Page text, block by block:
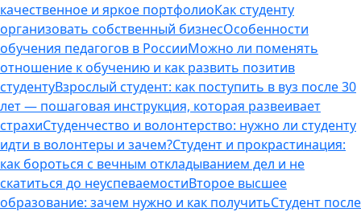
качественное и яркое портфолиоКак студенту
организовать собственный бизнесОсобенности
обучения педагогов в РоссииМожно ли поменять
отношение к обучению и как развить позитив
студентуВзрослый студент: как поступить в вуз после 30
лет — пошаговая инструкция, которая развеивает
страхиСтуденчество и волонтерство: нужно ли cтуденту
идти в волонтеры и зачем?Студент и прокрастинация:
как бороться с вечным откладыванием дел и не
скатиться до неуспеваемостиВторое высшее
образование: зачем нужно и как получитьСтудент после